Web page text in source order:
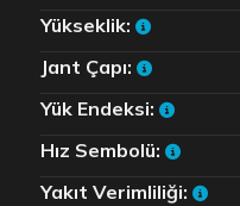
Yükseklik:
Jant Çapı:
Yük Endeksi:
Hız Sembolü:
Yakıt Verimliliği: